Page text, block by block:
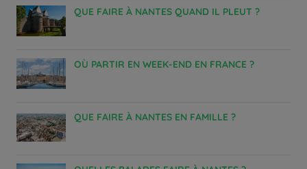
QUE FAIRE À NANTES QUAND IL PLEUT ?
OÙ PARTIR EN WEEK-END EN FRANCE ?
QUE FAIRE À NANTES EN FAMILLE ?